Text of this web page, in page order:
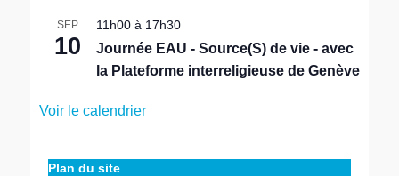
SEP
10
11h00 à 17h30
Journée EAU - Source(S) de vie - avec
la Plateforme interreligieuse de Genève
Voir le calendrier
Plan du site